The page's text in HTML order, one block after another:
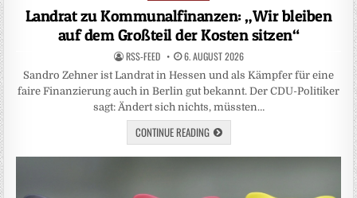
Landrat zu Kommunalfinanzen: „Wir bleiben
auf dem Großteil der Kosten sitzen“
RSS-FEED 6. AUGUST 2026
Sandro Zehner ist Landrat in Hessen und als Kämpfer für eine
faire Finanzierung auch in Berlin gut bekannt. Der CDU-Politiker
sagt: Ändert sich nichts, müssten…
CONTINUE READING